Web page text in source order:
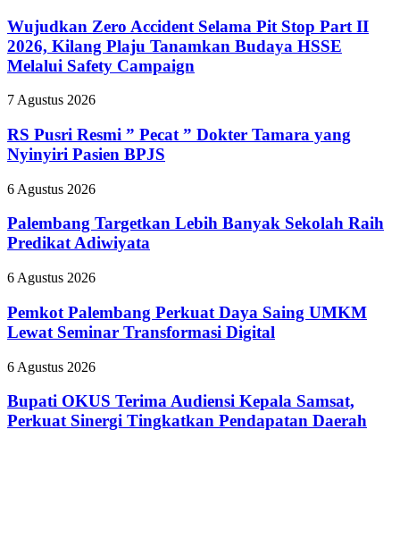
Accident
Selama
Pit
Stop
II
Kilang
Plaju
Tanamkan
Budaya
HSSE
Melalui
Safety
Campaign
Wujudkan Zero Accident Selama Pit Stop Part II
2026, Kilang Plaju Tanamkan Budaya HSSE
Melalui Safety Campaign
RS
Resmi
”
Pecat
Dokter
yang
Nyinyiri
BPJS
7 Agustus 2026
RS Pusri Resmi ” Pecat ” Dokter Tamara yang
Nyinyiri Pasien BPJS
Palembang
Lebih
Banyak
Sekolah
Predikat
6 Agustus 2026
Palembang Targetkan Lebih Banyak Sekolah Raih
Predikat Adiwiyata
Pemkot
Perkuat
Daya
Saing
Lewat
Transformasi
Digital
6 Agustus 2026
Pemkot Palembang Perkuat Daya Saing UMKM
Lewat Seminar Transformasi Digital
Bupati
Terima
Audiensi
Kepala
6 Agustus 2026
Bupati OKUS Terima Audiensi Kepala Samsat,
Perkuat Sinergi Tingkatkan Pendapatan Daerah